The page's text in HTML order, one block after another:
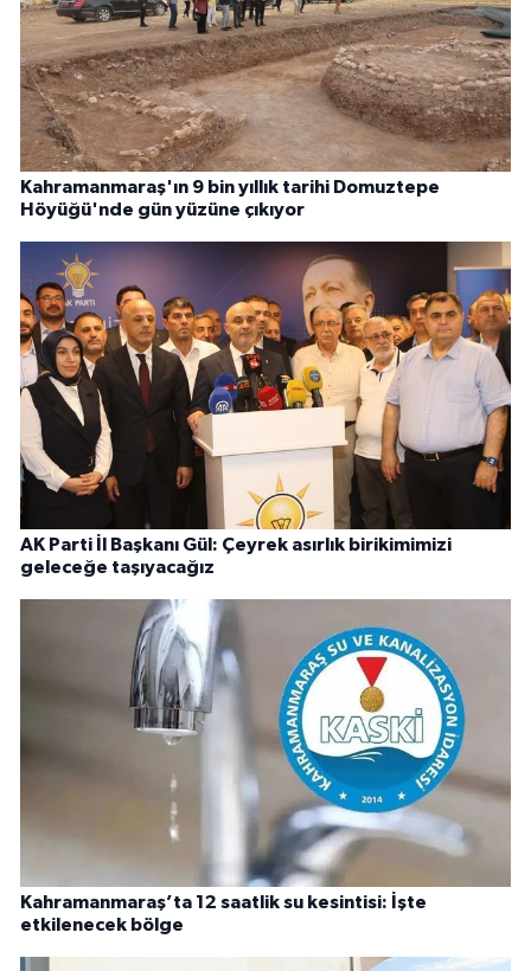
Kahramanmaraş'ın 9 bin yıllık tarihi Domuztepe
Höyüğü'nde gün yüzüne çıkıyor
AK Parti İl Başkanı Gül: Çeyrek asırlık birikimimizi
geleceğe taşıyacağız
Kahramanmaraş’ta 12 saatlik su kesintisi: İşte
etkilenecek bölge